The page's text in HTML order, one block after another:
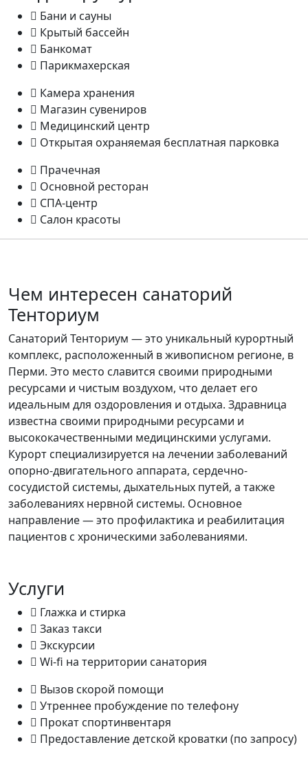
Бани и сауны
Крытый бассейн
Банкомат
Парикмахерская
Камера хранения
Магазин сувениров
Медицинский центр
Открытая охраняемая бесплатная парковка
Прачечная
Основной ресторан
СПА-центр
Салон красоты
Чем интересен санаторий
Тенториум
Санаторий Тенториум — это уникальный курортный
комплекс, расположенный в живописном регионе, в
Перми. Это место славится своими природными
ресурсами и чистым воздухом, что делает его
идеальным для оздоровления и отдыха. Здравница
известна своими природными ресурсами и
высококачественными медицинскими услугами.
Курорт специализируется на лечении заболеваний
опорно-двигательного аппарата, сердечно-
сосудистой системы, дыхательных путей, а также
заболеваниях нервной системы. Основное
направление — это профилактика и реабилитация
пациентов с хроническими заболеваниями.
Услуги
Глажка и стирка
Заказ такси
Экскурсии
Wi-fi на территории санатория
Вызов скорой помощи
Утреннее пробуждение по телефону
Прокат спортинвентаря
Предоставление детской кроватки (по запросу)